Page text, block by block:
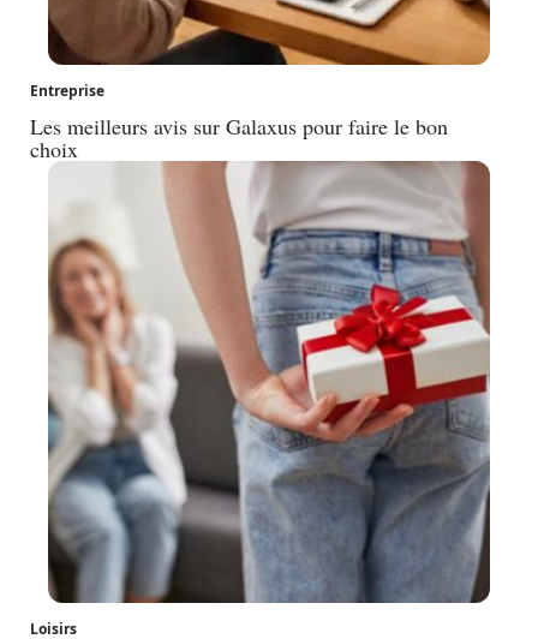
Entreprise
Les meilleurs avis sur Galaxus pour faire le bon
choix
Loisirs